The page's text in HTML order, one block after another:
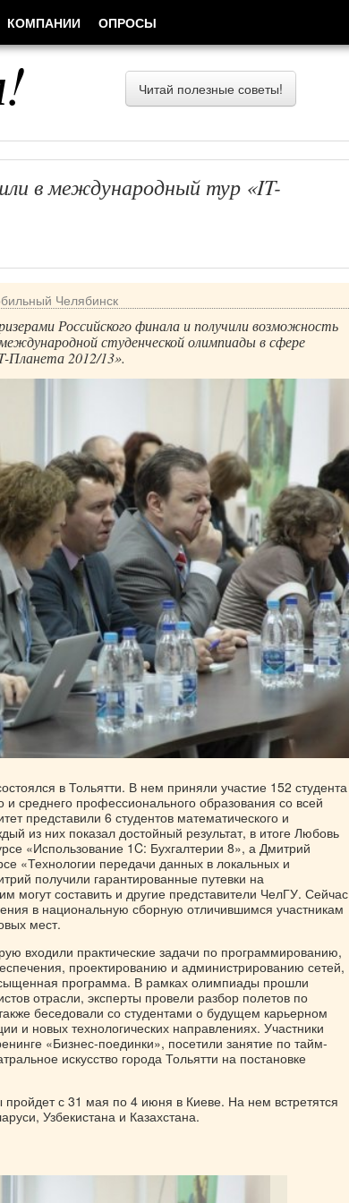
Читай полезные советы!
в международный тур «IT-
Челябинск
Российского финала и получили возможность
студенческой олимпиады в сфере
Планета 2012/13».
в Тольятти. В нем приняли участие 152 студента
среднего профессионального образования со всей
представили 6 студентов математического и
из них показал достойный результат, в итоге Любовь
«Использование 1C: Бухгалтерии 8», а Дмитрий
«Технологии передачи данных в локальных и
получили гарантированные путевки на
могут составить и другие представители ЧелГУ. Сейчас
в национальную сборную отличившимся участникам
мест.
входили практические задачи по программированию,
проектированию и администрированию сетей,
программа. В рамках олимпиады прошли
отрасли, эксперты провели разбор полетов по
беседовали со студентами о будущем карьерном
и новых технологических направлениях. Участники
«Бизнес-поединки», посетили занятие по тайм-
искусство города Тольятти на постановке
с 31 мая по 4 июня в Киеве. На нем встретятся
Узбекистана и Казахстана.
КОМПАНИИ ОПРОСЫ